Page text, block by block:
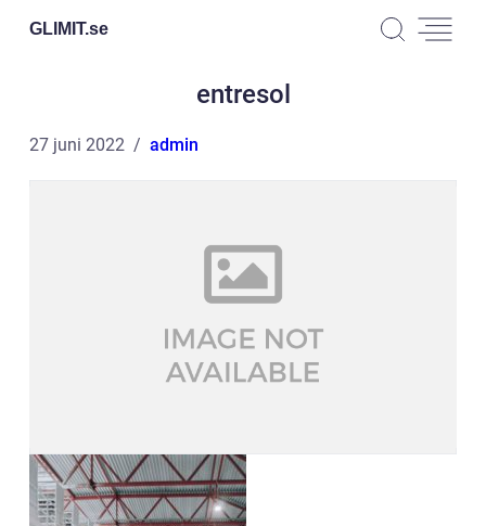
GLIMIT.se
entresol
27 juni 2022 admin